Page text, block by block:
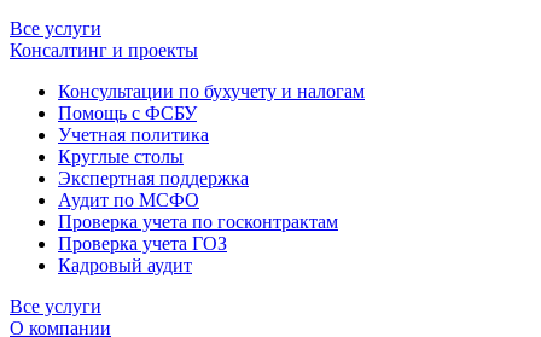
Все услуги
Консалтинг и проекты
Консультации по бухучету и налогам
Помощь с ФСБУ
Учетная политика
Круглые столы
Экспертная поддержка
Аудит по МСФО
Проверка учета по госконтрактам
Проверка учета ГОЗ
Кадровый аудит
Все услуги
О компании